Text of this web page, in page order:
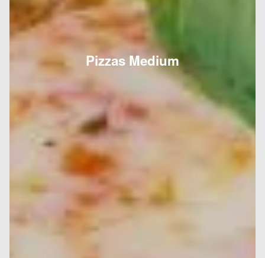
Pizzas Medium